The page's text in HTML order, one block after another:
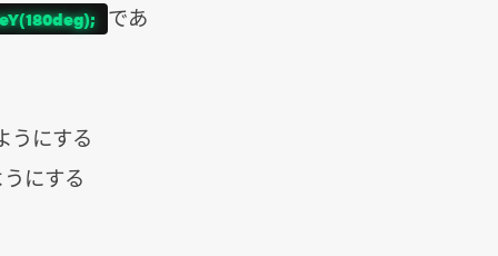
であ
うにする
にする